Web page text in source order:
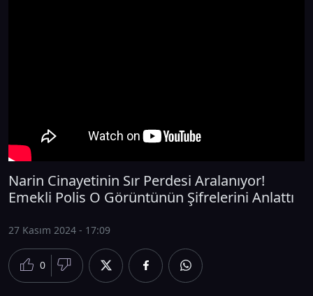
Narin Cinayetinin Sır Perdesi Aralanıyor!
Emekli Polis O Görüntünün Şifrelerini Anlattı
27 Kasım 2024 - 17:09
0